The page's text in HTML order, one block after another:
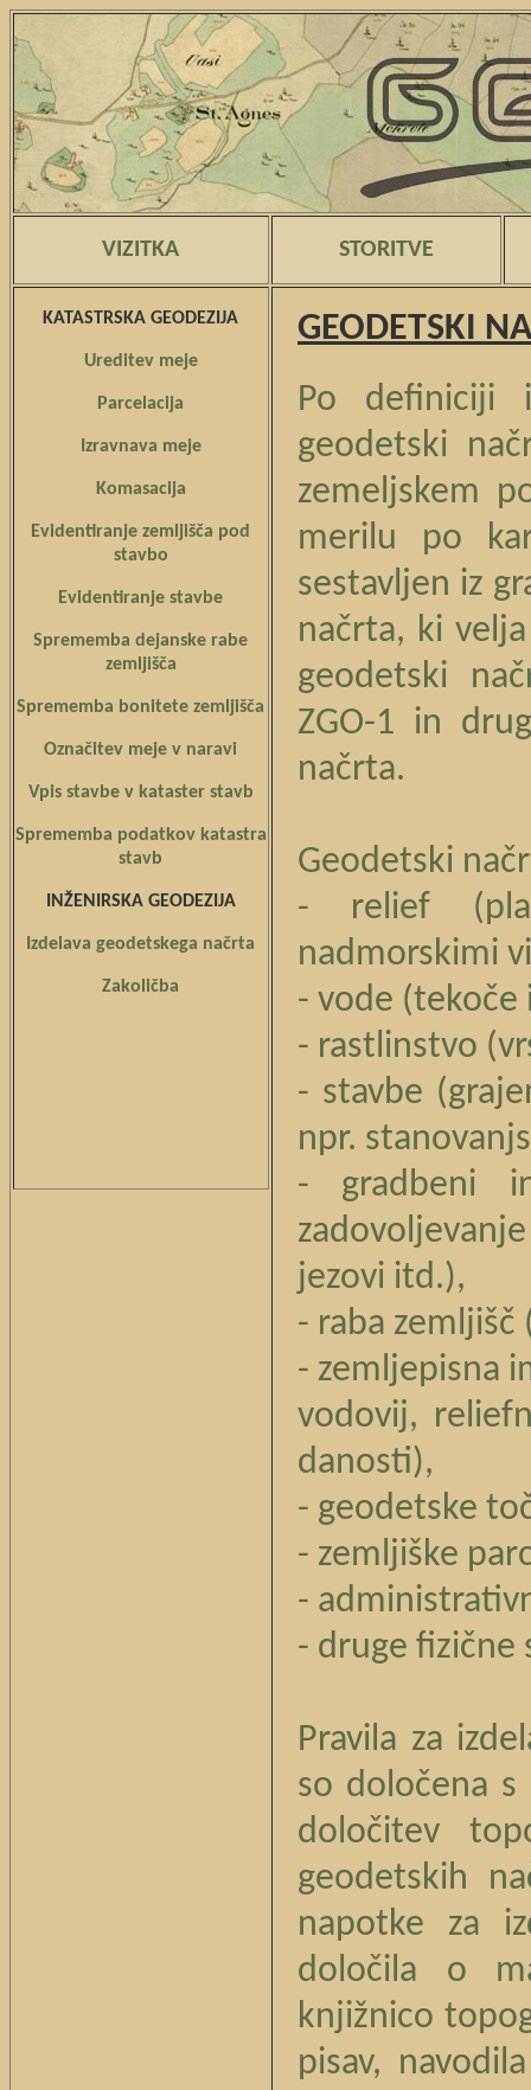
VIZITKA STORITVE
KATASTRSKA GEODEZIJA
Ureditev meje
Parcelacija
Izravnava meje
Komasacija
Evidentiranje zemljišča pod
stavbo
Evidentiranje stavbe
Sprememba dejanske rabe
zemljišča
Sprememba bonitete zemljišča
Označitev meje v naravi
Vpis stavbe v kataster stavb
Sprememba podatkov katastra
stavb
INŽENIRSKA GEODEZIJA
Izdelava geodetskega načrta
Zakoličba
GEODETSKI
Po definiciji
geodetski
zemeljskem
merilu po
sestavljen iz
načrta, ki
geodetski
ZGO-1 in
načrta.
Geodetski
- relief
nadmorskimi
- vode (tekoče
- rastlinstvo
- stavbe
npr.
- gradbeni
jezovi itd.),
- raba
- zemljepisna
vodovij,
danosti),
- geodetske
- zemljiške
-
- druge
Pravila za
so določena
določitev
geodetskih
napotke za
določila o
knjižnico
pisav,